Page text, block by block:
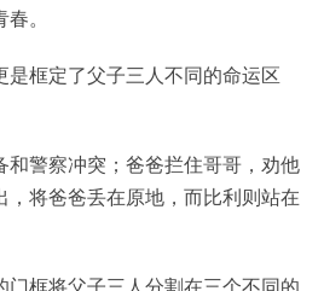
。
框定了父子三人不同的命运区
和警察冲突；爸爸拦住哥哥，劝他
，将爸爸丢在原地，而比利则站在
门框将父子三人分割在三个不同的